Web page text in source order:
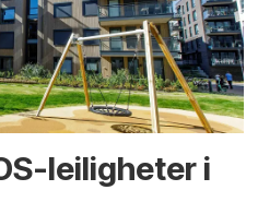
leiligheter i